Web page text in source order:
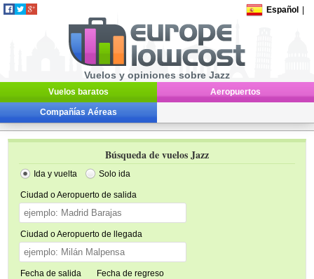
Español
Vuelos y opiniones sobre Jazz
Vuelos baratos Aeropuertos
Compañías Aéreas
Búsqueda de vuelos Jazz
Ida y vuelta Solo ida
Ciudad o Aeropuerto de salida
Ciudad o Aeropuerto de llegada
Fecha de salida Fecha de regreso